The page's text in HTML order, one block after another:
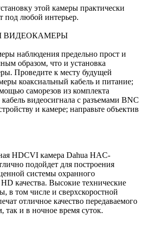
этой камеры практически
под любой интерьер.
ВИДЕОКАМЕРЫ
наблюдения предельно прост и
образом, что и установка
Проведите к месту будущей
коаксиальный кабель и питание;
саморезов из комплекта
видеосигнала с разъемами BNC
и камере; направьте объектив
HDCVI камера Dahua HAC-
подойдет для построения
системы охранного
качества. Высокие технические
в том числе и сверхскоростной
отличное качество передаваемого
так и в ночное время суток.